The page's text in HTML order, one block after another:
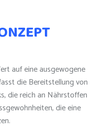
auf eine ausgewogene
die Bereitstellung von
die reich an Nährstoffen
die eine